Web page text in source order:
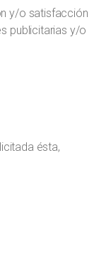
y/o satisfacción
publicitarias y/o
ésta,